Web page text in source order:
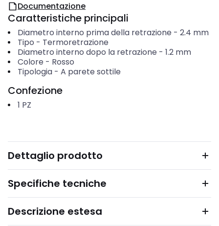
Documentazione
Caratteristiche principali
Diametro interno prima della retrazione - 2.4 mm
Tipo - Termoretrazione
Diametro interno dopo la retrazione - 1.2 mm
Colore - Rosso
Tipologia- A parete sottile
Confezione
1 PZ
Dettaglio prodotto
Specifiche tecniche
Descrizione estesa